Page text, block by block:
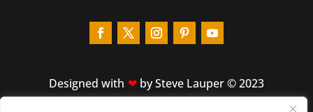
Designed with by Steve Lauper © 2023